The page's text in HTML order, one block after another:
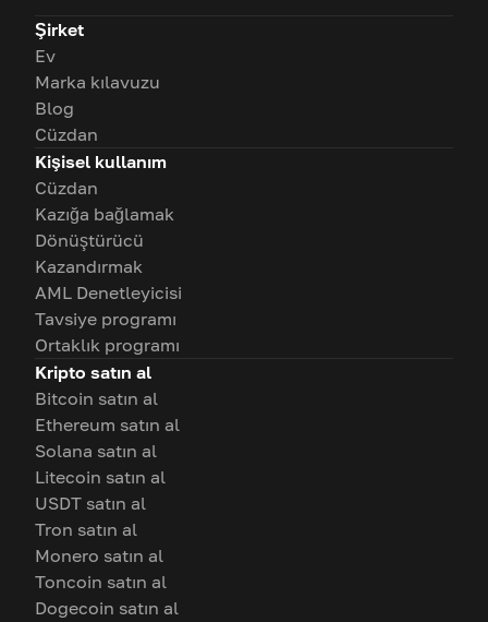
Şirket
Ev
Marka kılavuzu
Blog
Cüzdan
Kişisel kullanım
Cüzdan
Kazığa bağlamak
Dönüştürücü
Kazandırmak
AML Denetleyicisi
Tavsiye programı
Ortaklık programı
Kripto satın al
Bitcoin satın al
Ethereum satın al
Solana satın al
Litecoin satın al
USDT satın al
Tron satın al
Monero satın al
Toncoin satın al
Dogecoin satın al